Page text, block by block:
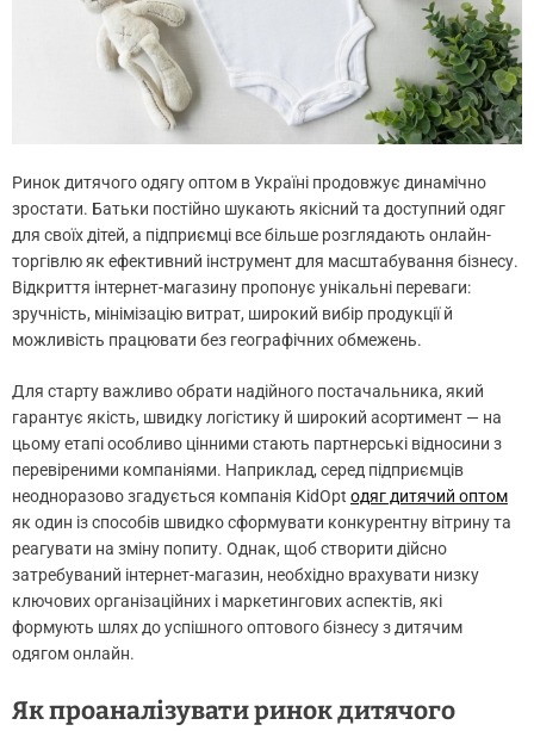
Ринок дитячого одягу оптом в Україні продовжує динамічно
зростати. Батьки постійно шукають якісний та доступний одяг
для своїх дітей, а підприємці все більше розглядають онлайн-
торгівлю як ефективний інструмент для масштабування бізнесу.
Відкриття інтернет-магазину пропонує унікальні переваги:
зручність, мінімізацію витрат, широкий вибір продукції й
можливість працювати без географічних обмежень.
Для старту важливо обрати надійного постачальника, який
гарантує якість, швидку логістику й широкий асортимент — на
цьому етапі особливо цінними стають партнерські відносини з
перевіреними компаніями. Наприклад, серед підприємців
неодноразово згадується компанія KidOpt одяг дитячий оптом
як один із способів швидко сформувати конкурентну вітрину та
реагувати на зміну попиту. Однак, щоб створити дійсно
затребуваний інтернет-магазин, необхідно врахувати низку
ключових організаційних і маркетингових аспектів, які
формують шлях до успішного оптового бізнесу з дитячим
одягом онлайн.
Як проаналізувати ринок дитячого